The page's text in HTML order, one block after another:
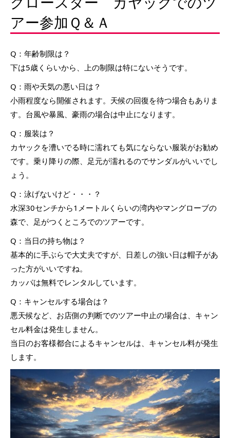
アー参加Ｑ＆Ａ
Q：年齢制限は？
下は5歳くらいから、上の制限は特にないそうです。
Q：雨や天気の悪い日は？
小雨程度なら開催されます。天候の回復を待つ場合もありま
す。台風や暴風、豪雨の場合は中止になります。
Q：服装は？
カヤックを漕いでる時に濡れても気にならない服装がお勧め
です。乗り降りの際、足元が濡れるのでサンダルがいいでし
ょう。
Q：泳げないけど・・・？
水深30センチから1メートルくらいの湾内やマングローブの
森で、足がつくところでのツアーです。
Q：当日の持ち物は？
基本的に手ぶらで大丈夫ですが、日差しの強い日は帽子があ
った方がいいですね。
カッパは無料でレンタルしています。
Q：キャンセルする場合は？
悪天候など、お店側の判断でのツアー中止の場合は、キャン
セル料金は発生しません。
当日のお客様都合によるキャンセルは、キャンセル料が発生
します。